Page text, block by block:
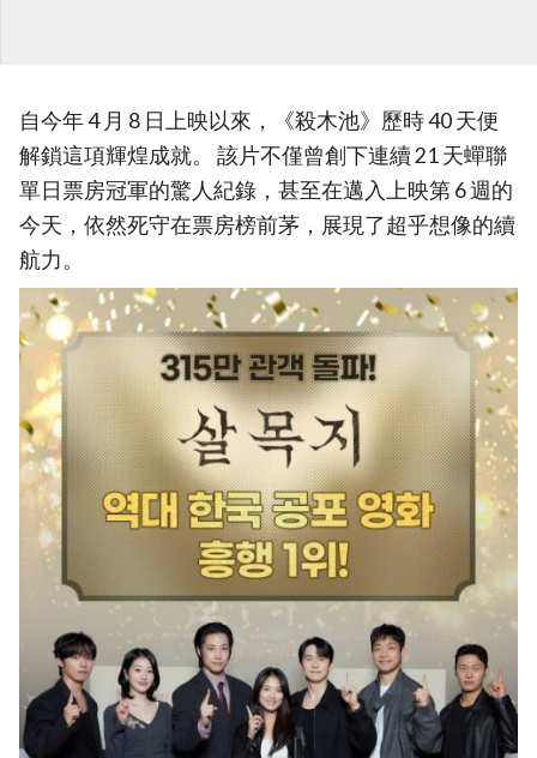
自今年 4 月 8 日上映以來，《殺木池》歷時 40 天便
解鎖這項輝煌成就。 該片不僅曾創下連續 21 天蟬聯
單日票房冠軍的驚人紀錄，甚至在邁入上映第 6 週的
今天，依然死守在票房榜前茅，展現了超乎想像的續
航力。